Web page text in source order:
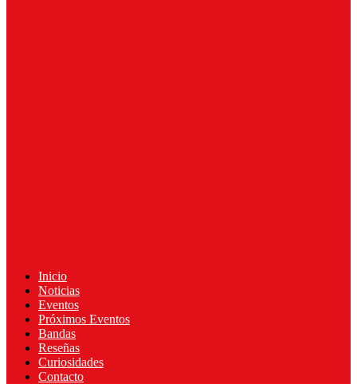
Inicio
Noticias
Eventos
Próximos Eventos
Bandas
Reseñas
Curiosidades
Contacto